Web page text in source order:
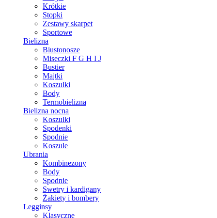
Krótkie
Stopki
Zestawy skarpet
Sportowe
Bielizna
Biustonosze
Miseczki F G H I J
Bustier
Majtki
Koszulki
Body
Termobielizna
Bielizna nocna
Koszulki
Spodenki
Spodnie
Koszule
Ubrania
Kombinezony
Body
Spodnie
Swetry i kardigany
Żakiety i bombery
Legginsy
Klasyczne